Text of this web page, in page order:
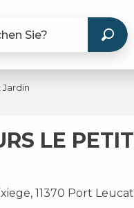
Jardin
LE
11370 Port